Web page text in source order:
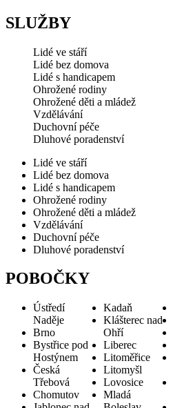
SLUŽBY
Lidé ve stáří
Lidé bez domova
Lidé s handicapem
Ohrožené rodiny
Ohrožené děti a mládež
Vzdělávání
Duchovní péče
Dluhové poradenství
Lidé ve stáří
Lidé bez domova
Lidé s handicapem
Ohrožené rodiny
Ohrožené děti a mládež
Vzdělávání
Duchovní péče
Dluhové poradenství
POBOČKY
Ústředí
Naděje
Brno
Bystřice pod
Hostýnem
Česká
Třebová
Chomutov
Kadaň
Klášterec nad
Ohří
Liberec
Litoměřice
Litomyšl
Lovosice
Mladá